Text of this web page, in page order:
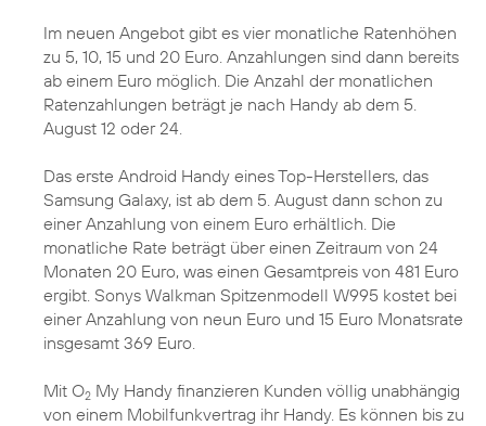
Im neuen Angebot gibt es vier monatliche Ratenhöhen
zu 5, 10, 15 und 20 Euro. Anzahlungen sind dann bereits
ab einem Euro möglich. Die Anzahl der monatlichen
Ratenzahlungen beträgt je nach Handy ab dem 5.
August 12 oder 24.
Das erste Android Handy eines Top-Herstellers, das
Samsung Galaxy, ist ab dem 5. August dann schon zu
einer Anzahlung von einem Euro erhältlich. Die
monatliche Rate beträgt über einen Zeitraum von 24
Monaten 20 Euro, was einen Gesamtpreis von 481 Euro
ergibt. Sonys Walkman Spitzenmodell W995 kostet bei
einer Anzahlung von neun Euro und 15 Euro Monatsrate
insgesamt 369 Euro.
Mit O2 My Handy finanzieren Kunden völlig unabhängig
von einem Mobilfunkvertrag ihr Handy. Es können bis zu